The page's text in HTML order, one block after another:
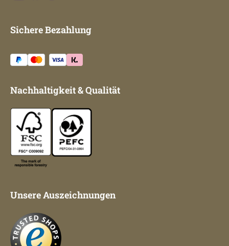
Sichere Bezahlung
Nachhaltigkeit & Qualität
Unsere Auszeichnungen